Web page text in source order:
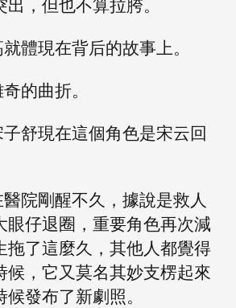
體現在背后的故事上。
的曲折。
舒現在這個角色是宋云回
院剛醒不久，據說是救人
眼仔退圈，重要角色再次減
拖了這麼久，其他人都覺得
候，它又莫名其妙支楞起來
發布了新劇照。